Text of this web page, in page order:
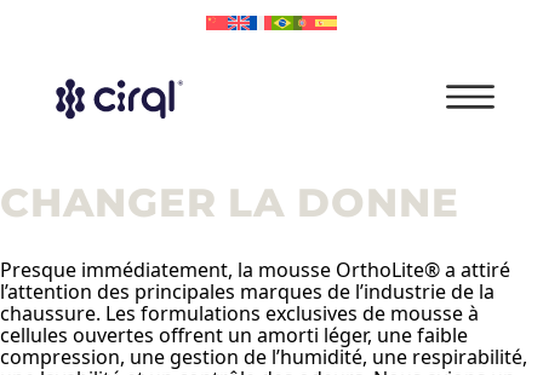
CHANGER LA DONNE
Presque immédiatement, la mousse OrthoLite® a attiré
l’attention des principales marques de l’industrie de la
chaussure. Les formulations exclusives de mousse à
cellules ouvertes offrent un amorti léger, une faible
compression, une gestion de l’humidité, une respirabilité,